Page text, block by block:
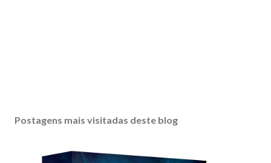
s
Postagens mais visitadas deste blog